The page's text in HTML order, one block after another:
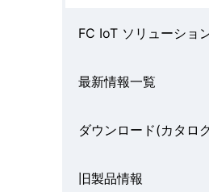
FC IoT ソリューショ
最新情報一覧
ダウンロード(カタロ
旧製品情報